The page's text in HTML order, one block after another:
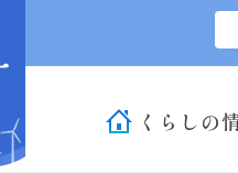
くらしの